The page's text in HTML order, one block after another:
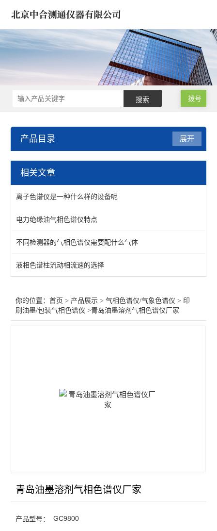
拨号
产品目录
气相色谱仪/气象色谱仪
白酒气相色谱仪
微波消解仪
展开
相关文章
离子色谱仪是一种什么样的设备呢
电力绝缘油气相色谱仪特点
不同检测器的气相色谱仪需要配什么气体
液相色谱柱流动相流速的选择
你的位置：首页 > 产品展示 >气相色谱仪/气象色谱仪 > 印
刷油墨/包装气相色谱仪 >青岛油墨溶剂气相色谱仪厂家
青岛油墨溶剂气相色谱仪厂家
产品型号： GC9800